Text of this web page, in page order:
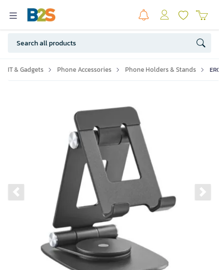
IT & Gadgets Phone Accessories Phone Holders & Stands
Previous slide